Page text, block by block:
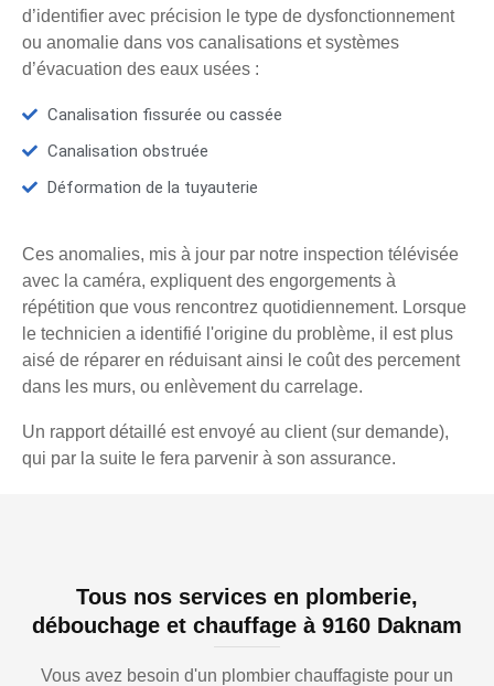
d’identifier avec précision le type de dysfonctionnement
ou anomalie dans vos canalisations et systèmes
d’évacuation des eaux usées :
Canalisation fissurée ou cassée
Canalisation obstruée
Déformation de la tuyauterie
Ces anomalies, mis à jour par notre inspection télévisée
avec la caméra, expliquent des engorgements à
répétition que vous rencontrez quotidiennement. Lorsque
le technicien a identifié l'origine du problème, il est plus
aisé de réparer en réduisant ainsi le coût des percement
dans les murs, ou enlèvement du carrelage.
Un rapport détaillé est envoyé au client (sur demande),
qui par la suite le fera parvenir à son assurance.
Tous nos services en plomberie,
débouchage et chauffage à 9160 Daknam
Vous avez besoin d'un plombier chauffagiste pour un